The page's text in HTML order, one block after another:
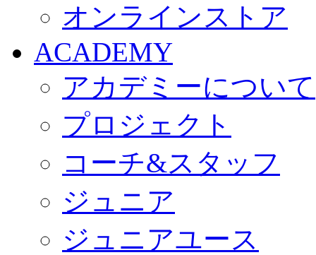
オンラインストア
ACADEMY
アカデミーについて
プロジェクト
コーチ&スタッフ
ジュニア
ジュニアユース